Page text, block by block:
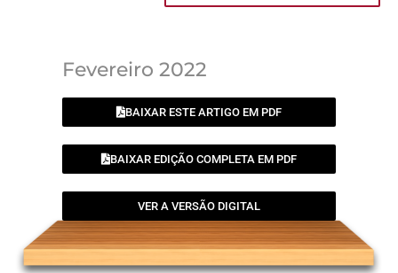
Fevereiro 2022
BAIXAR ESTE ARTIGO EM PDF
BAIXAR EDIÇÃO COMPLETA EM PDF
VER A VERSÃO DIGITAL